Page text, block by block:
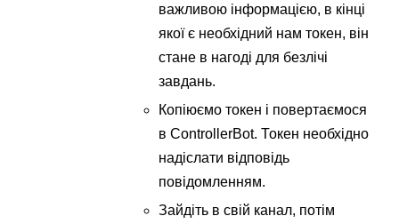
важливою інформацією, в кінці
якої є необхідний нам токен, він
стане в нагоді для безлічі
завдань.
Копіюємо токен і повертаємося
в ControllerBot. Токен необхідно
надіслати відповідь
повідомленням.
Зайдіть в свій канал, потім